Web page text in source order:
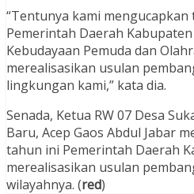
“Tentunya kami
Pemerintah Daerah
Kebudayaan Pemuda dan
merealisasikan usulan
lingkungan kami,” kata dia.
Senada, Ketua RW 07 Desa
Baru, Acep Gaos Abdul Jabar
tahun ini Pemerintah Daerah
merealisasikan usulan
wilayahnya. (red)